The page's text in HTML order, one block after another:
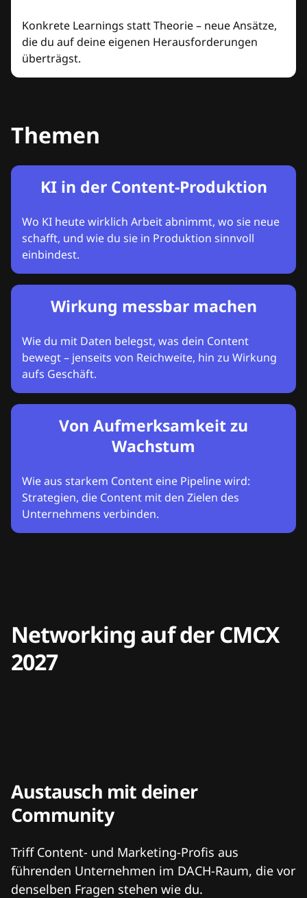
Konkrete Learnings statt Theorie – neue Ansätze,
die du auf deine eigenen Herausforderungen
überträgst.
Themen
KI in der Content-Produktion
Wo KI heute wirklich Arbeit abnimmt, wo sie neue
schafft, und wie du sie in Produktion sinnvoll
einbindest.
Wirkung messbar machen
Wie du mit Daten belegst, was dein Content
bewegt – jenseits von Reichweite, hin zu Wirkung
aufs Geschäft.
Von Aufmerksamkeit zu
Wachstum
Wie aus starkem Content eine Pipeline wird:
Strategien, die Content mit den Zielen des
Unternehmens verbinden.
Networking auf der CMCX
2027
Austausch mit deiner
Community
Triff Content- und Marketing-Profis aus
führenden Unternehmen im DACH-Raum, die vor
denselben Fragen stehen wie du.